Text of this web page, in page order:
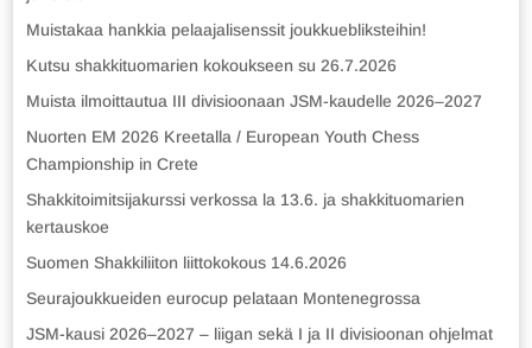
Muistakaa hankkia pelaajalisenssit joukkuebliksteihin!
Kutsu shakkituomarien kokoukseen su 26.7.2026
Muista ilmoittautua III divisioonaan JSM-kaudelle 2026–2027
Nuorten EM 2026 Kreetalla / European Youth Chess
Championship in Crete
Shakkitoimitsijakurssi verkossa la 13.6. ja shakkituomarien
kertauskoe
Suomen Shakkiliiton liittokokous 14.6.2026
Seurajoukkueiden eurocup pelataan Montenegrossa
JSM-kausi 2026–2027 – liigan sekä I ja II divisioonan ohjelmat